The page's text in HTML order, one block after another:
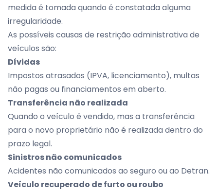
medida é tomada quando é constatada alguma
irregularidade.
As possíveis causas de restrição administrativa de
veículos são:
Dívidas
Impostos atrasados (IPVA, licenciamento), multas
não pagas ou financiamentos em aberto.
Transferência não realizada
Quando o veículo é vendido, mas a transferência
para o novo proprietário não é realizada dentro do
prazo legal.
Sinistros não comunicados
Acidentes não comunicados ao seguro ou ao Detran.
Veículo recuperado de furto ou roubo